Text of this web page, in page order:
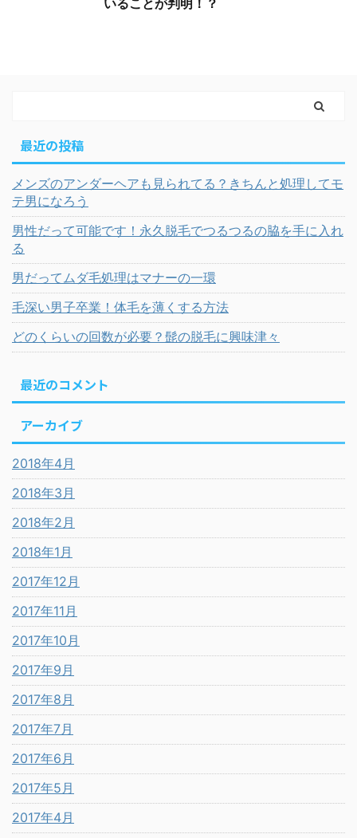
いることが判明！？
最近の投稿
メンズのアンダーヘアも見られてる？きちんと処理してモ
テ男になろう
男性だって可能です！永久脱毛でつるつるの脇を手に入れ
る
男だってムダ毛処理はマナーの一環
毛深い男子卒業！体毛を薄くする方法
どのくらいの回数が必要？髭の脱毛に興味津々
最近のコメント
アーカイブ
2018年4月
2018年3月
2018年2月
2018年1月
2017年12月
2017年11月
2017年10月
2017年9月
2017年8月
2017年7月
2017年6月
2017年5月
2017年4月